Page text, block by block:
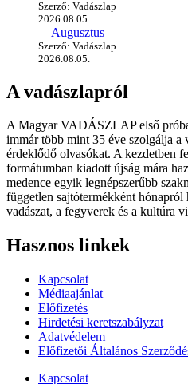
Szerző: Vadászlap
2026.08.05.
Augusztus
Szerző: Vadászlap
2026.08.05.
A vadászlapról
A Magyar VADÁSZLAP első
immár több mint 35 éve szolgálja a
érdeklődő olvasókat. A kezdetben
formátumban kiadott újság mára
medence egyik legnépszerűbb
független sajtótermékként
vadászat, a fegyverek és a kultúra
Hasznos linkek
Kapcsolat
Médiaajánlat
Előfizetés
Hirdetési keretszabályzat
Adatvédelem
Előfizetői Általános
Kapcsolat